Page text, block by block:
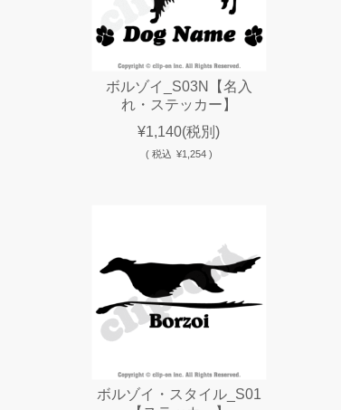
ボルゾイ_S03N【名入
れ・ステッカー】
¥1,140(税別)
(税込 ¥1,254 )
ボルゾイ・スタイル_S01